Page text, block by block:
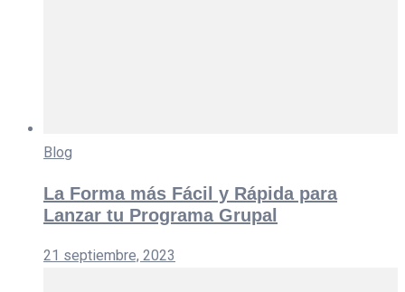
Blog
La Forma más Fácil y Rápida para
Lanzar tu Programa Grupal
21 septiembre, 2023